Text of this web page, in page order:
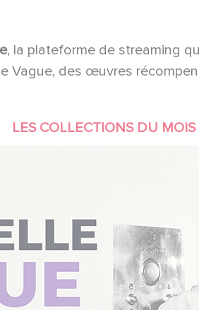
, la plateforme de streaming
Vague, des œuvres
LES COLLECTIONS DU MOIS